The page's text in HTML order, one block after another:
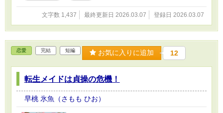
アス・耽美BLとなり、今までとまったくテイス
トが違うため、苦手な方はご注意ください。
※Kindle本編は性描写あり。支配や束縛、鞭打
ち、辱めを受ける描写がございます。過激な表
現が苦手な方はご注意ください。
文字数 1,437 最終更新日 2026.03.07 登録日 2026.03.07
恋愛 完結 短編 お気に入りに追加 12
転生メイドは貞操の危機！
早桃 氷魚（さもも ひお）